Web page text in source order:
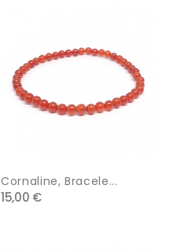
Cornaline, Bracele...
15,00 €